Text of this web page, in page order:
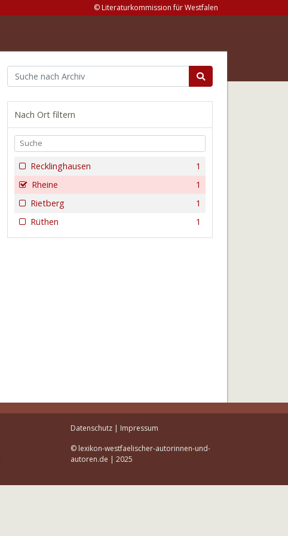
© Literaturkommission für Westfalen
Nach Ort filtern
1
Recklinghausen
1
Rheine
1
Rietberg
1
Rüthen
Datenschutz| Impressum
© lexikon-westfaelischer-autorinnen-und-
autoren.de | 2025